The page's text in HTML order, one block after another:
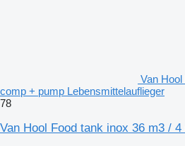
Van
comp + pump Lebensmittelauflieger
78
Van Hool Food tank inox 36 m3 /